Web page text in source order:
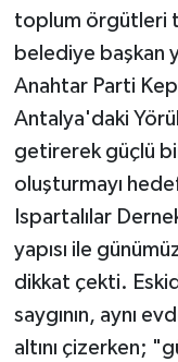
toplum örgütleri
belediye başkan
Anahtar Parti
Antalya'daki
getirerek güçlü
oluşturmayı
Ispartalılar
yapısı ile
dikkat çekti.
saygının, aynı
altını çizerken;